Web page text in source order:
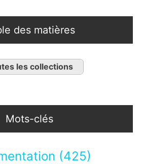
des matières
les collections
Mots-clés
(425)